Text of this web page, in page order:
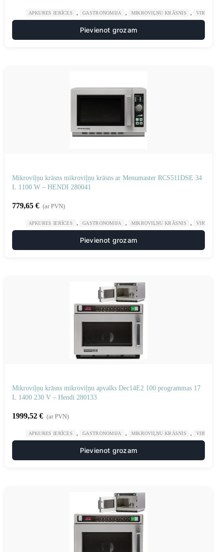
APKURES IERĪCES GASTRONOMIJA MIKROVIĻŅU KRĀSNIS
Pievienot grozam
Mikroviļņu krāsns mikroviļņu krāsns ar Menumaster RCS511DSE 34
L 1100 W – HENDI 280041
779,65 € (ar PVN)
APKURES IERĪCES GASTRONOMIJA MIKROVIĻŅU KRĀSNIS
Pievienot grozam
Mikroviļņu krāsns mikroviļņu apvalks Dec14E2 100 programmas 17
L 1400 230 V – Hendi 280133
1999,52 € (ar PVN)
APKURES IERĪCES GASTRONOMIJA MIKROVIĻŅU KRĀSNIS
Pievienot grozam